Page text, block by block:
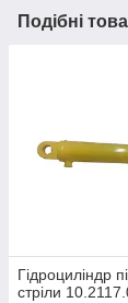
Подібні
Гідроциліндр
стріли